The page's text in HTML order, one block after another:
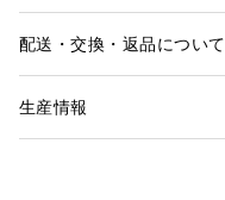
配送・交換・返品について
生産情報